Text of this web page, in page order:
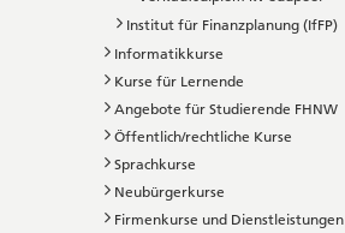
Institut für Finanzplanung (IfFP)
Informatikkurse
Kurse für Lernende
Angebote für Studierende FHNW
Öffentlich/rechtliche Kurse
Sprachkurse
Neubürgerkurse
Firmenkurse und Dienstleistungen